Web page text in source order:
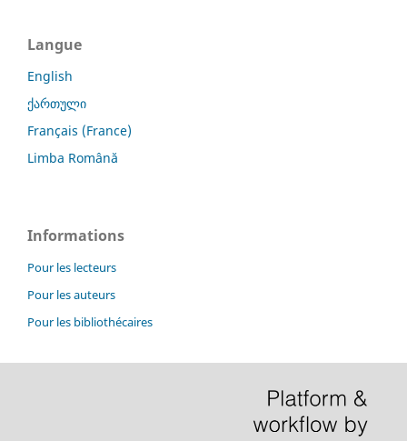
Langue
English
ქართული
Français (France)
Limba Română
Informations
Pour les lecteurs
Pour les auteurs
Pour les bibliothécaires